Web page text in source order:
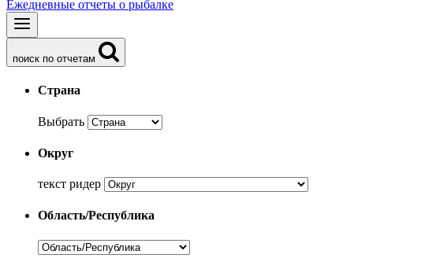
Ежедневные отчеты о рыбалке
поиск по отчетам
Страна
Выбрать
Округ
текст ридер
Область/Республика